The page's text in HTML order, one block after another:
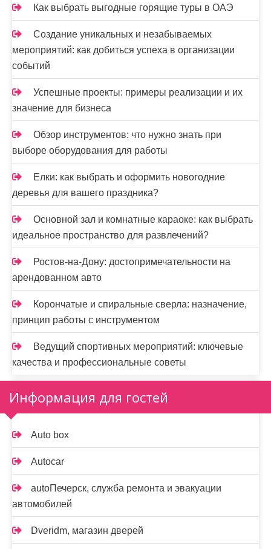
Как выбрать выгодные горящие туры в ОАЭ
Создание уникальных и незабываемых
мероприятий: как добиться успеха в организации
событий
Успешные проекты: примеры реализации и их
значение для бизнеса
Обзор инструментов: что нужно знать при
выборе оборудования для работы
Елки: как выбрать и оформить новогодние
деревья для вашего праздника?
Основной зал и комнатные караоке: как выбрать
идеальное пространство для развлечений?
Ростов-на-Дону: достопримечательности на
арендованном авто
Корончатые и спиральные сверла: назначение,
принцип работы с инструментом
Ведущий спортивных мероприятий: ключевые
качества и профессиональные советы
Информация для гостей
Auto box
Autocar
autoПечерск, служба ремонта и эвакуации
автомобилей
Dveridm, магазин дверей